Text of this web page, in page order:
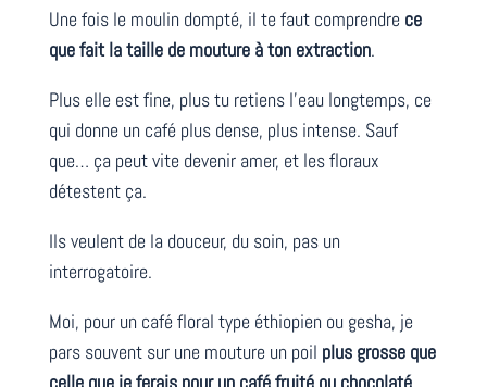
Une fois le moulin dompté, il te faut comprendre ce
que fait la taille de mouture à ton extraction.
Plus elle est fine, plus tu retiens l’eau longtemps, ce
qui donne un café plus dense, plus intense. Sauf
que… ça peut vite devenir amer, et les floraux
détestent ça.
Ils veulent de la douceur, du soin, pas un
interrogatoire.
Moi, pour un café floral type éthiopien ou gesha, je
pars souvent sur une mouture un poil plus grosse que
celle que je ferais pour un café fruité ou chocolaté.